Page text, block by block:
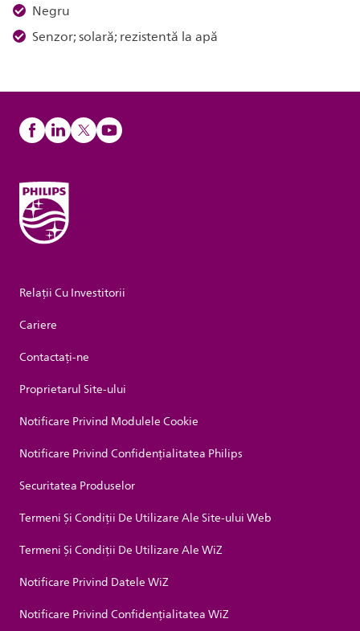
Negru
Senzor; solară; rezistentă la apă
Relații Cu Investitorii
Cariere
Contactaţi-ne
Proprietarul Site-ului
Notificare Privind Modulele Cookie
Notificare Privind Confidențialitatea Philips
Securitatea Produselor
Termeni Și Condiții De Utilizare Ale Site-ului Web
Termeni Și Condiții De Utilizare Ale WiZ
Notificare Privind Datele WiZ
Notificare Privind Confidențialitatea WiZ